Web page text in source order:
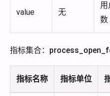
value 无
用
数
指标集合：
指标名称 指标单位